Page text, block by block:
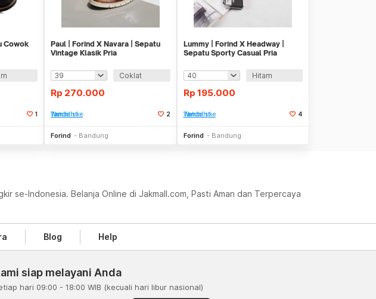
Cowok
1
Paul | Forind X Navara | Sepatu
Vintage Klasik Pria
Coklat
Rp 270.000
Tambah ke Watchlist 2
Forind Bandung
Lummy | Forind X Headway |
Sepatu Sporty Casual Pria
Hitam
Rp 195.000
Tambah ke Watchlist 4
Forind Bandung
se-Indonesia. Belanja Online di Jakmall.com, Pasti Aman dan Terpercaya
Blog Help
siap melayani Anda
hari 09:00 - 18:00 WIB (kecuali hari libur nasional)